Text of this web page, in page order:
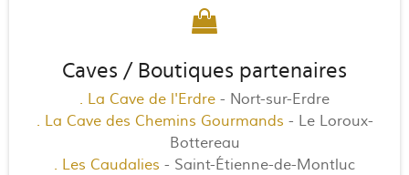
Caves / Boutiques partenaires
. La Cave de l'Erdre - Nort-sur-Erdre
. La Cave des Chemins Gourmands - Le Loroux-
Bottereau
. Les Caudalies - Saint-Étienne-de-Montluc